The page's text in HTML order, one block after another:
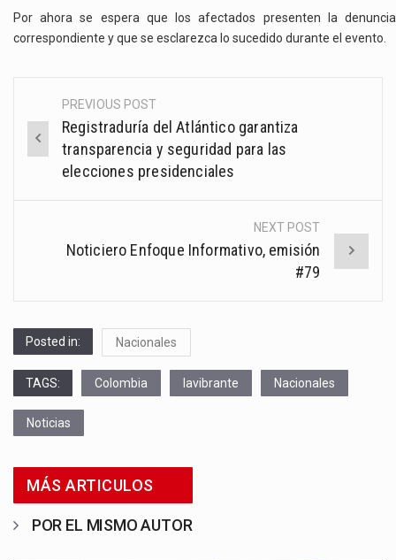
Por ahora se espera que los afectados presenten la denuncia
correspondiente y que se esclarezca lo sucedido durante el evento.
Post
navigation
PREVIOUS POST
Registraduría del Atlántico garantiza
transparencia y seguridad para las
elecciones presidenciales
NEXT POST
Noticiero Enfoque Informativo, emisión
#79
Posted in: Nacionales
TAGS: Colombia lavibrante Nacionales
Noticias
MÁS ARTICULOS
POR EL MISMO AUTOR